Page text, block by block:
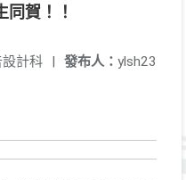
賀！！
發布人： ylsh23
設計科 |